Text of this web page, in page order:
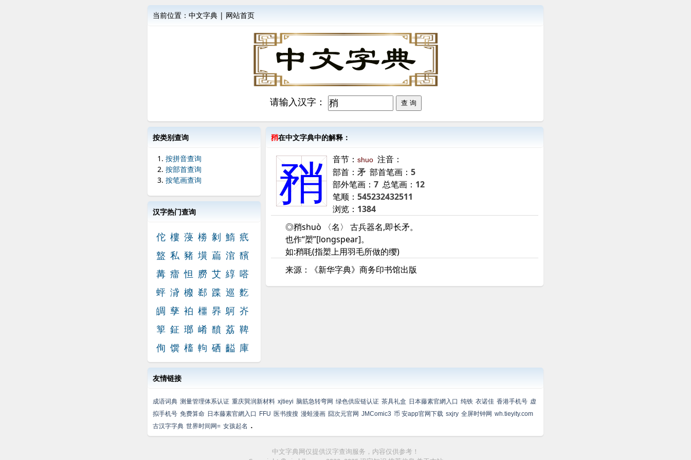
当前位置： 中文字典 | 网站首页
请输入汉字：
按类别查询
按拼音查询
按部首查询
按笔画查询
汉字热门查询
佗 樓 蓡 椦 剶 鰖 疧
盩 私 豬 墴 萹 涫 馪
冓 癗 怛 朥 艾 綧 嗒
蚲 浳 櫠 郄 蹀 巡 麧
皗 孳 袙 櫮 昦 鴚 岕
箰 鉦 瑯 崤 馩 荔 鞞
侚 馔 槒 軥 硒 齸 庫
矟在中文字典中的解释：
矟 音节： shuo 注音：
部首： 矛 部首笔画： 5
部外笔画： 7 总笔画： 12
笔顺： 545232432511
浏览： 1384
◎矟shuò 〈名〉 古兵器名,即长矛。
也作“槊”[longspear]。
如:矟毦(指槊上用羽毛所做的缨)
来源：《新华字典》商务印书馆出版
友情链接
成语词典 测量管理体系认证 重庆巽润新材料 xjtieyi 脑筋急转弯网 绿色供应链认证 茶具礼盒 日本藤素官網入口 纯铁 衣诺佳 香港手机号 虚
拟手机号 免费算命 日本藤素官網入口 FFU 医书搜搜 漫蛙漫画 囧次元官网 JMComic3 币 安app官网下载 sxjry 全屏时钟网 wh.tieyity.com
古汉字字典 世界时间网= 女孩起名 .
中文字典网仅提供汉字查询服务，内容仅供参考！